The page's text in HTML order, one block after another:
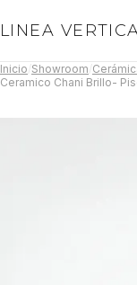
LINEA
Inicio Showroom
Ceramico Chani Brillo-